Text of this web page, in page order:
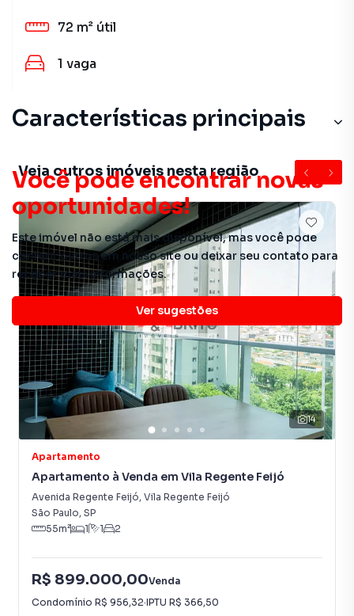
Você pode encontrar novas
oportunidades!
Este imóvel não está mais disponível, mas você pode
conferir outros em nosso site ou deixar seu contato para
receber mais informações.
Ver sugestões
72 m² útil
1 vaga
Características principais
Veja outros imóveis nesta região
14
Apartamento
Apartamento à Venda em Vila Regente Feijó
Avenida Regente Feijó, Vila Regente Feijó
São Paulo, SP
55m² 1 1 2
R$ 899.000,00Venda
Condomínio R$ 956,32·IPTU R$ 366,50